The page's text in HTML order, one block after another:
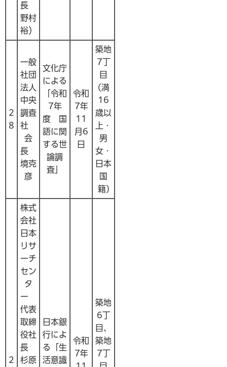
長
野村
裕）
2
8
一般
社団
法人
中央
調査
社
会
長
境克
彦
文化庁
による
「令和
7年
度 国
語に関
する世
論調
査」
令和
7年
11
月6
日
築地
7丁
目
(満
16
歳以
上・
男
女・
日本
国
籍)
2
株式
会社
日本
リサ
ーチ
セン
タ
ー
代表
取締
役社
長
杉原
日本銀
行によ
る「生
活意識
令和
7年
築地
6丁
目、
築地
7丁